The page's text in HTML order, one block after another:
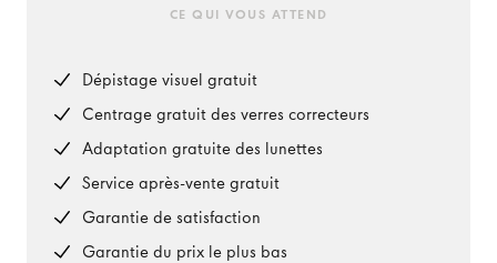
CE QUI VOUS ATTEND
Dépistage visuel gratuit
Centrage gratuit des verres correcteurs
Adaptation gratuite des lunettes
Service après-vente gratuit
Garantie de satisfaction
Garantie du prix le plus bas